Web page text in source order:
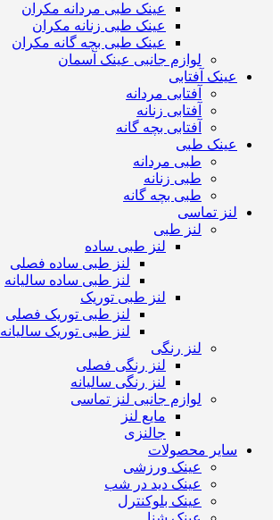
عینک طبی مردانه مکران
عینک طبی زنانه مکران
عینک طبی بچه گانه مکران
لوازم جانبی عینک آسمان
عینک آفتابی
آفتابی مردانه
آفتابی زنانه
آفتابی بچه گانه
عینک طبی
طبی مردانه
طبی زنانه
طبی بچه گانه
لنز تماسی
لنز طبی
لنز طبی ساده
لنز طبی ساده فصلی
لنز طبی ساده سالیانه
لنز طبی توریک
لنز طبی توریک فصلی
لنز طبی توریک سالیانه
لنز رنگی
لنز رنگی فصلی
لنز رنگی سالیانه
لوازم جانبی لنز تماسی
مایع لنز
جالنزی
سایر محصولات
عینک ورزشی
عینک دید در شب
عینک بلوکنترل